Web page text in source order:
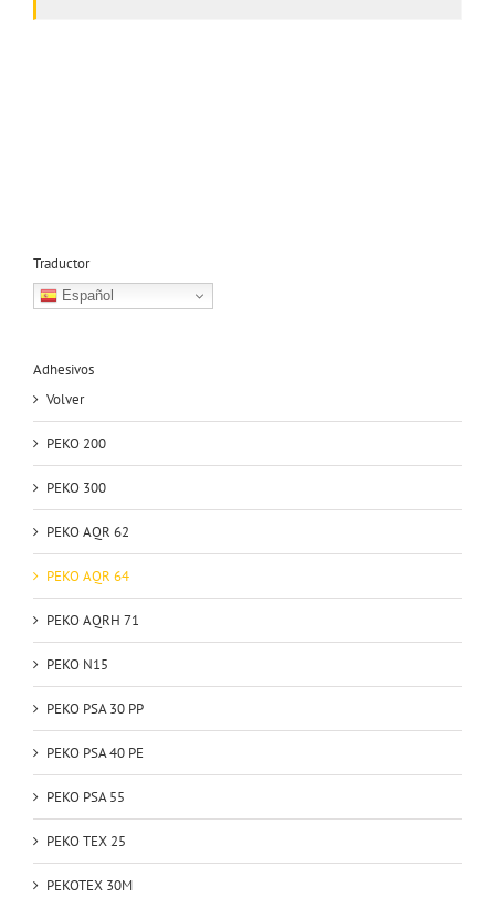
Traductor
Español
Adhesivos
Volver
PEKO 200
PEKO 300
PEKO AQR 62
PEKO AQR 64
PEKO AQRH 71
PEKO N15
PEKO PSA 30 PP
PEKO PSA 40 PE
PEKO PSA 55
PEKO TEX 25
PEKOTEX 30M